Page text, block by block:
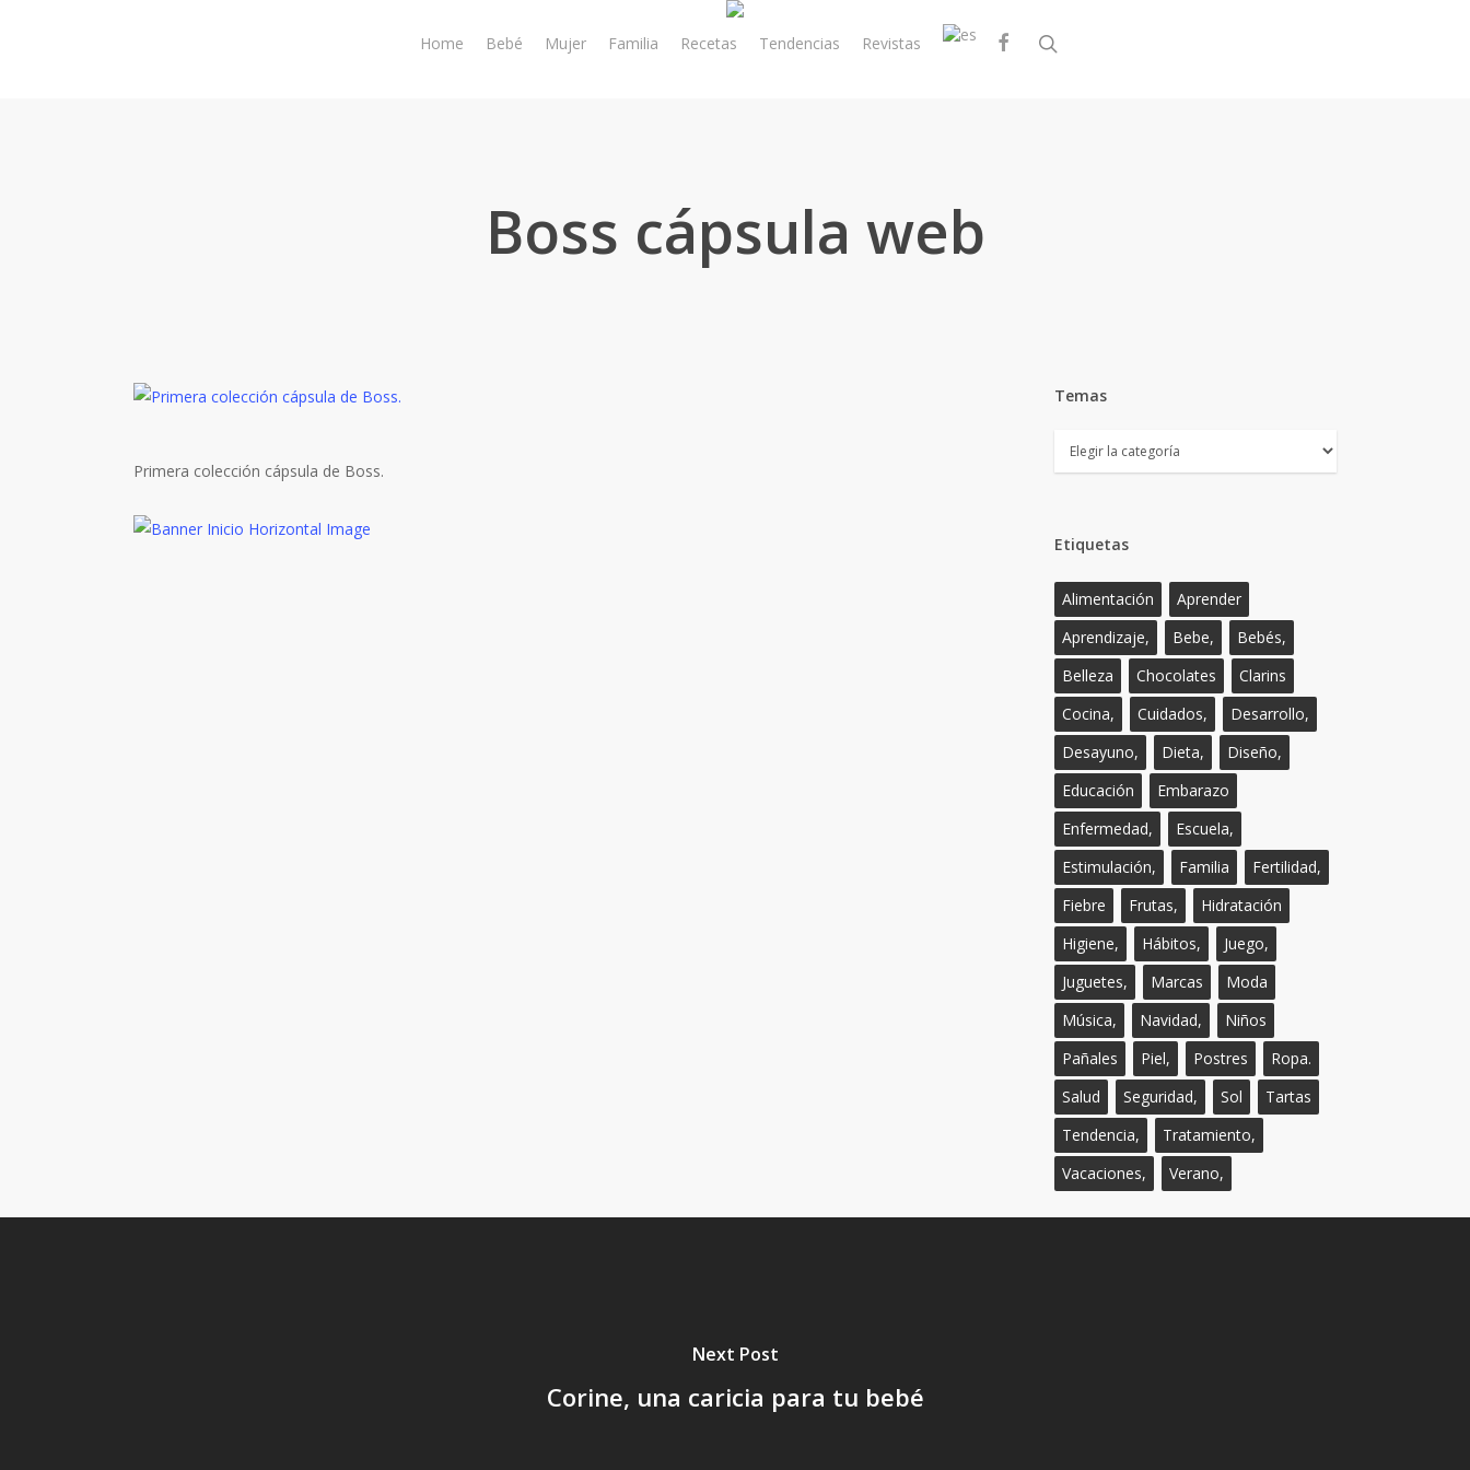
Home Bebé Mujer Familia Recetas Tendencias Revistas facebook
Boss cápsula web
Primera colección cápsula de Boss.
Temas
Temas
Etiquetas
Alimentación
Aprender
Aprendizaje,
Bebe,
Bebés,
Belleza
Chocolates
Clarins
Cocina,
Cuidados,
Desarrollo,
Desayuno,
Dieta,
Diseño,
Educación
Embarazo
Enfermedad,
Escuela,
Estimulación,
Familia
Fertilidad,
Fiebre
Frutas,
Hidratación
Higiene,
Hábitos,
Juego,
Juguetes,
Marcas
Moda
Música,
Navidad,
Niños
Pañales
Piel, Postres
Ropa.
Salud
Seguridad, Sol
Tartas
Tendencia,
Tratamiento,
Vacaciones,
Verano,
Next Post
Corine, una caricia para tu bebé